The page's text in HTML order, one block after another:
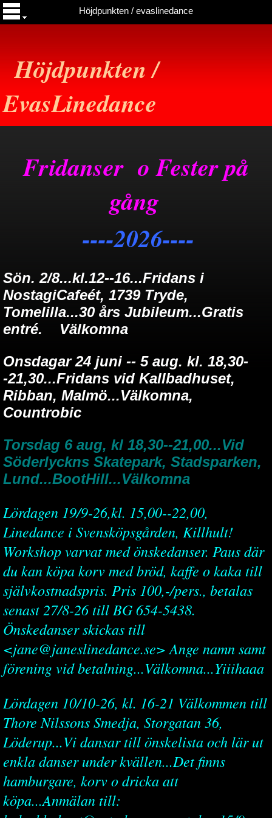
Höjdpunkten /
EvasLinedance
Höjdpunkten / evaslinedance
Fridanser o Fester på
gång
----2026----
Sön. 2/8...kl.12--16...Fridans i
NostagiCafeét, 1739 Tryde,
Tomelilla...30 års Jubileum...Gratis
entré. Välkomna
Onsdagar 24 juni -- 5 aug. kl. 18,30-
-21,30...Fridans vid Kallbadhuset,
Ribban, Malmö...Välkomna,
Countrobic
Torsdag 6 aug, kl 18,30--21,00...Vid
Söderlyckns Skatepark, Stadsparken,
Lund...BootHill...Välkomna
Lördagen 19/9-26,kl. 15,00--22,00,
Linedance i Svensköpsgården, Killhult!
Workshop varvat med önskedanser. Paus där
du kan köpa korv med bröd, kaffe o kaka till
självkostnadspris. Pris 100,-/pers., betalas
senast 27/8-26 till BG 654-5438.
Önskedanser skickas till
<jane@janeslinedance.se> Ange namn samt
förening vid betalning...Välkomna...Yiiihaaa
Lördagen 10/10-26, kl. 16-21 Välkommen till
Thore Nilssons Smedja, Storgatan 36,
Löderup...Vi dansar till önskelista och lär ut
enkla danser under kvällen...Det finns
hamburgare, korv o dricka att
köpa...Anmälan till: